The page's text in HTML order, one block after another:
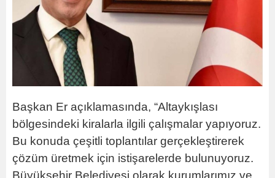
Başkan Er açıklamasında, “Altaykışlası
bölgesindeki kiralarla ilgili çalışmalar yapıyoruz.
Bu konuda çeşitli toplantılar gerçekleştirerek
çözüm üretmek için istişarelerde bulunuyoruz.